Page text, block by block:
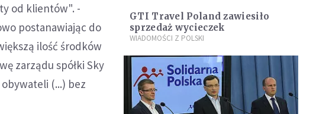
od klientów". -
postanawiając do
ilość środków
zarządu spółki Sky
(...) bez
GTI Travel Poland zawiesiło
sprzedaż wycieczek
WIADOMOŚCI Z POLSKI